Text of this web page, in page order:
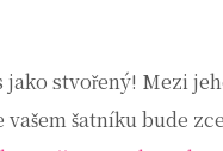
stvořený! Mezi
šatníku bude